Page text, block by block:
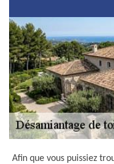
Afin que vous puissiez